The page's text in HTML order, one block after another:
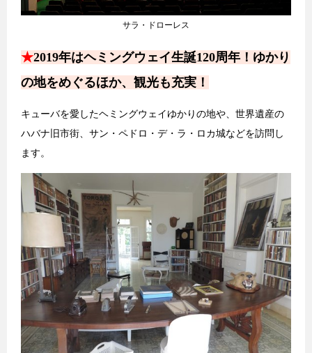
サラ・ドローレス
★2019年はヘミングウェイ生誕120周年！ゆかり
の地をめぐるほか、観光も充実！
キューバを愛したヘミングウェイゆかりの地や、世界遺産の
ハバナ旧市街、サン・ペドロ・デ・ラ・ロカ城などを訪問し
ます。